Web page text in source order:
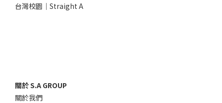
台灣校園｜Straight A
關於 S.A GROUP
關於我們